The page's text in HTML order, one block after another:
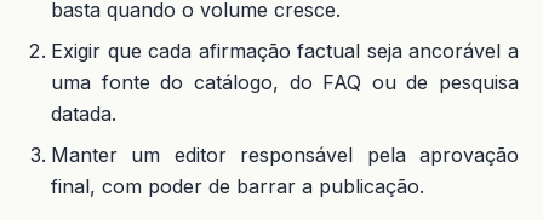
basta quando o volume cresce.
Exigir que cada afirmação factual seja ancorável a
uma fonte do catálogo, do FAQ ou de pesquisa
datada.
Manter um editor responsável pela aprovação
final, com poder de barrar a publicação.